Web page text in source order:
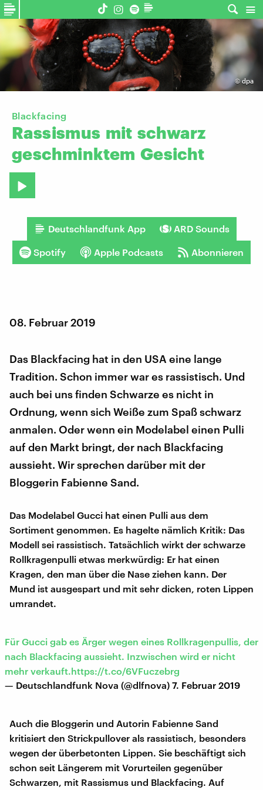
©dpa
Blackfacing
Rassismus mit schwarz
geschminktem Gesicht
Deutschlandfunk App ARD Sounds
Spotify Apple Podcasts Abonnieren
08. Februar 2019
Das Blackfacing hat in den USA eine lange
Tradition. Schon immer war es rassistisch. Und
auch bei uns finden Schwarze es nicht in
Ordnung, wenn sich Weiße zum Spaß schwarz
anmalen. Oder wenn ein Modelabel einen Pulli
auf den Markt bringt, der nach Blackfacing
aussieht. Wir sprechen darüber mit der
Bloggerin Fabienne Sand.
Das Modelabel Gucci hat einen Pulli aus dem
Sortiment genommen. Es hagelte nämlich Kritik: Das
Modell sei rassistisch. Tatsächlich wirkt der schwarze
Rollkragenpulli etwas merkwürdig: Er hat einen
Kragen, den man über die Nase ziehen kann. Der
Mund ist ausgespart und mit sehr dicken, roten Lippen
umrandet.
Für Gucci gab es Ärger wegen eines Rollkragenpullis, der
nach Blackfacing aussieht. Inzwischen wird er nicht
mehr verkauft.https://t.co/6VFuczebrg
— Deutschlandfunk Nova (@dlfnova) 7. Februar 2019
Auch die Bloggerin und Autorin Fabienne Sand
kritisiert den Strickpullover als rassistisch, besonders
wegen der überbetonten Lippen. Sie beschäftigt sich
schon seit Längerem mit Vorurteilen gegenüber
Schwarzen, mit Rassismus und Blackfacing. Auf